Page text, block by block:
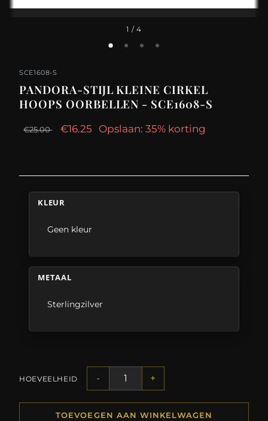
1 / 4
SCE1608-S
PANDORA-STIJL KLEINE CIRKEL
HOOPS OORBELLEN - SCE1608-S
€25.00 €16.25 Opslaan: 35% korting
KLEUR
Geen kleur
METAAL
Sterlingzilver
HOEVEELHEID - +
TOEVOEGEN AAN WINKELWAGEN